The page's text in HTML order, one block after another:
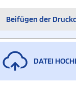
Beifügen der
DATEI